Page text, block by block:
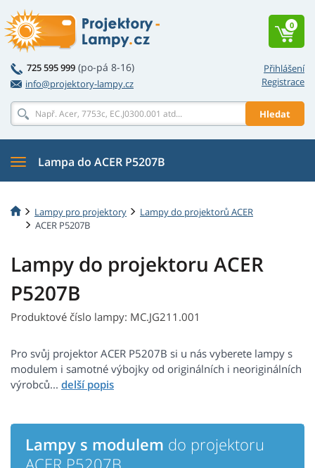
Přihlášení
Registrace
725 595 999 (po-pá 8-16)
info@projektory-lampy.cz
Hledat
0
Lampa do ACER P5207B
Lampy pro projektory
Lampy do projektorů ACER
ACER P5207B
Lampy do projektoru ACER
P5207B
Produktové číslo lampy: MC.JG211.001
Pro svůj projektor ACER P5207B si u nás vyberete lampy s
modulem i samotné výbojky od originálních i neoriginálních
výrobců...
Lampy s modulem do projektoru